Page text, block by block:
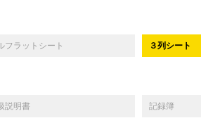
フラットシート ３列シート
説明書 記録簿